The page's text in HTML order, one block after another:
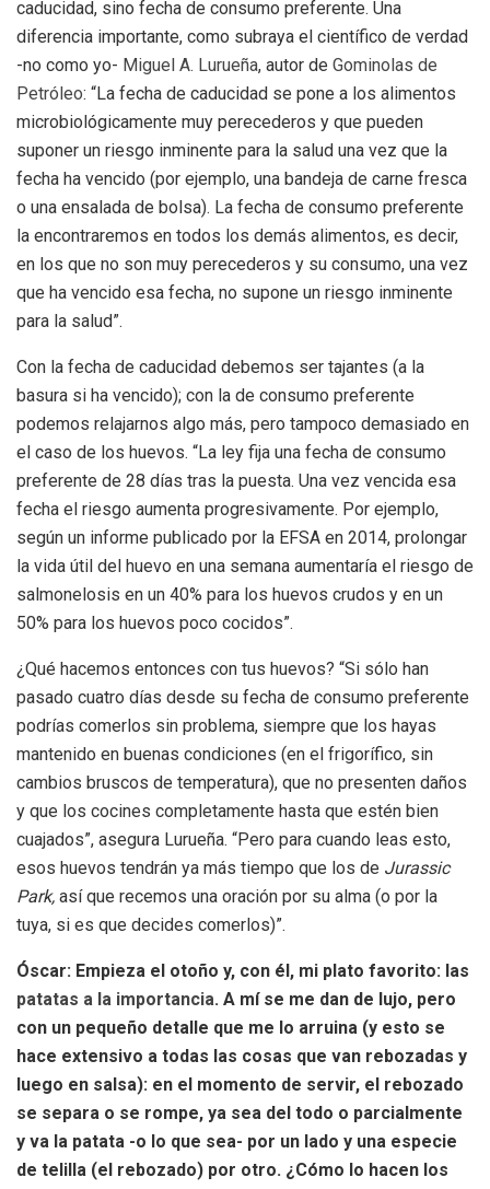
caducidad, sino fecha de consumo preferente. Una
diferencia importante, como subraya el científico de verdad
-no como yo- Miguel A. Lurueña, autor de Gominolas de
Petróleo: “La fecha de caducidad se pone a los alimentos
microbiológicamente muy perecederos y que pueden
suponer un riesgo inminente para la salud una vez que la
fecha ha vencido (por ejemplo, una bandeja de carne fresca
o una ensalada de bolsa). La fecha de consumo preferente
la encontraremos en todos los demás alimentos, es decir,
en los que no son muy perecederos y su consumo, una vez
que ha vencido esa fecha, no supone un riesgo inminente
para la salud”.
Con la fecha de caducidad debemos ser tajantes (a la
basura si ha vencido); con la de consumo preferente
podemos relajarnos algo más, pero tampoco demasiado en
el caso de los huevos. “La ley fija una fecha de consumo
preferente de 28 días tras la puesta. Una vez vencida esa
fecha el riesgo aumenta progresivamente. Por ejemplo,
según un informe publicado por la EFSA en 2014, prolongar
la vida útil del huevo en una semana aumentaría el riesgo de
salmonelosis en un 40% para los huevos crudos y en un
50% para los huevos poco cocidos”.
¿Qué hacemos entonces con tus huevos? “Si sólo han
pasado cuatro días desde su fecha de consumo preferente
podrías comerlos sin problema, siempre que los hayas
mantenido en buenas condiciones (en el frigorífico, sin
cambios bruscos de temperatura), que no presenten daños
y que los cocines completamente hasta que estén bien
cuajados”, asegura Lurueña. “Pero para cuando leas esto,
esos huevos tendrán ya más tiempo que los de Jurassic
Park, así que recemos una oración por su alma (o por la
tuya, si es que decides comerlos)”.
Óscar: Empieza el otoño y, con él, mi plato favorito: las
patatas a la importancia. A mí se me dan de lujo, pero
con un pequeño detalle que me lo arruina (y esto se
hace extensivo a todas las cosas que van rebozadas y
luego en salsa): en el momento de servir, el rebozado
se separa o se rompe, ya sea del todo o parcialmente
y va la patata -o lo que sea- por un lado y una especie
de telilla (el rebozado) por otro. ¿Cómo lo hacen los